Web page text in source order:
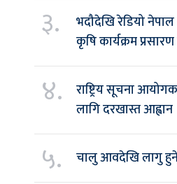
३.
भदौदेखि रेडियो
कृषि कार्यक्रम
४.
राष्ट्रिय सूचना
लागि दरखास्त आह्वान
५. चालु आवदेखि लागु